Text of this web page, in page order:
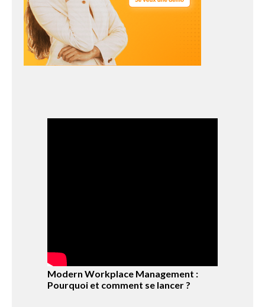
Modern Workplace Management :
Pourquoi et comment se lancer ?